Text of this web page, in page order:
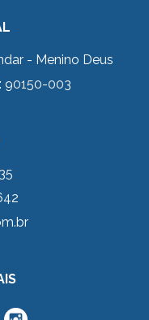
- Menino Deus
90150-003